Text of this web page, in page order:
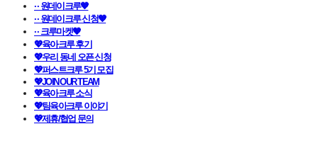
· · 원데이크루🧡
· · 원데이크루 신청🧡
· · 크루마켓🧡
💖육아크루 후기
💖우리 동네 오픈 신청
💖퍼스트크루 5기 모집
💖JOIN OUR TEAM
💖육아크루 소식
💖팀육아크루 이야기
💖제휴/협업 문의